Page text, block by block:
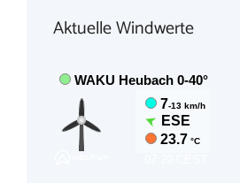
Aktuelle Windwerte